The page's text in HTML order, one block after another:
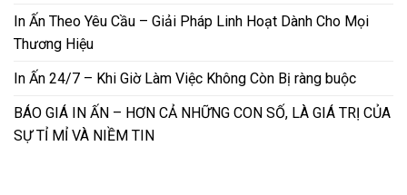
In Ấn Theo Yêu Cầu – Giải Pháp Linh Hoạt Dành Cho Mọi
Thương Hiệu
In Ấn 24/7 – Khi Giờ Làm Việc Không Còn Bị ràng buộc
BÁO GIÁ IN ẤN – HƠN CẢ NHỮNG CON SỐ, LÀ GIÁ TRỊ CỦA
SỰ TỈ MỈ VÀ NIỀM TIN